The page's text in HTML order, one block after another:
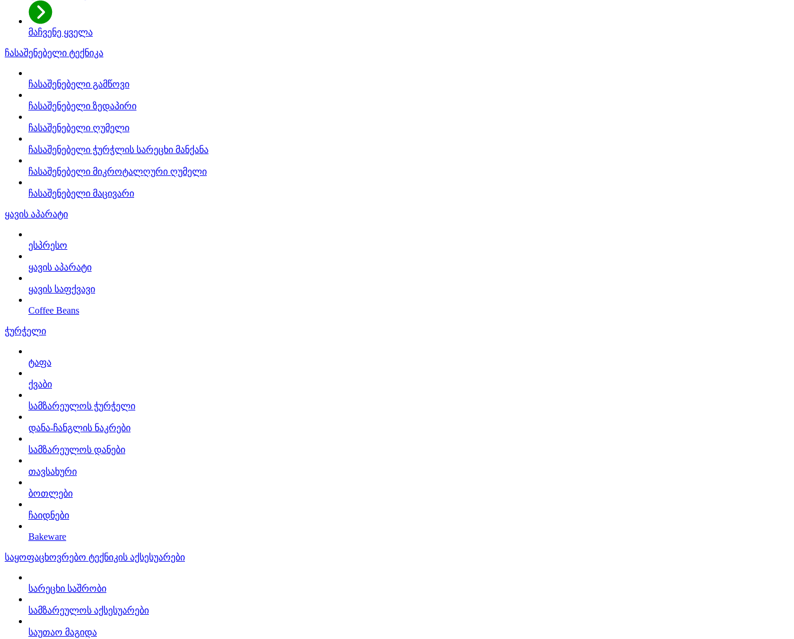
მაჩვენე ყველა
ჩასაშენებელი ტექნიკა
ჩასაშენებელი გამწოვი
ჩასაშენებელი ზედაპირი
ჩასაშენებელი ღუმელი
ჩასაშენებელი ჭურჭლის სარეცხი მანქანა
ჩასაშენებელი მიკროტალღური ღუმელი
ჩასაშენებელი მაცივარი
ყავის აპარატი
ესპრესო
ყავის აპარატი
ყავის საფქვავი
Coffee Beans
ჭურჭელი
ტაფა
ქვაბი
სამზარეულოს ჭურჭელი
დანა-ჩანგლის ნაკრები
სამზარეულოს დანები
თავსახური
ბოთლები
ჩაიდნები
Bakeware
საყოფაცხოვრებო ტექნიკის აქსესუარები
სარეცხი საშრობი
სამზარეულოს აქსესუარები
საუთაო მაგიდა